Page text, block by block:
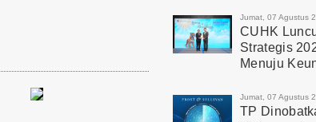
Jumat, 07 Agustus
CUHK
Strategis
Menuju
Jumat, 07 Agustus
TP